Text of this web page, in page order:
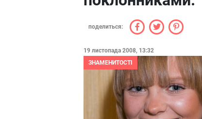
поделиться:
19 листопада 2008, 13:32
ЗНАМЕНИТОСТІ